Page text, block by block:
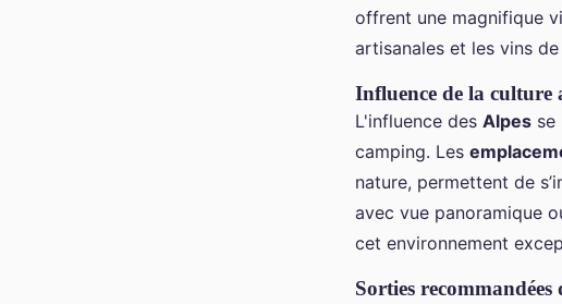
offrent une magnifique
artisanales et les vins
Influence de la culture
L'influence des Alpes se
camping. Les
nature, permettent de
avec vue panoramique
cet environnement
Sorties recommandées